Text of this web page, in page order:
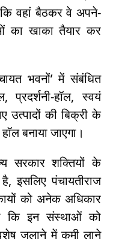
वहां बैठकर वे अपने-
का खाका तैयार कर
भवनों’ में संबंधित
प्रदर्शनी-हॉल, स्वयं
उत्पादों की बिक्री के
बनाया जाएगा।
सरकार शक्तियों के
इसलिए पंचायतीराज
को अनेक अधिकार
कि इन संस्थाओं को
जलाने में कमी लाने